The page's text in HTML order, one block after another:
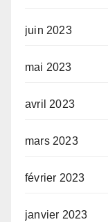
juin 2023
mai 2023
avril 2023
mars 2023
février 2023
janvier 2023